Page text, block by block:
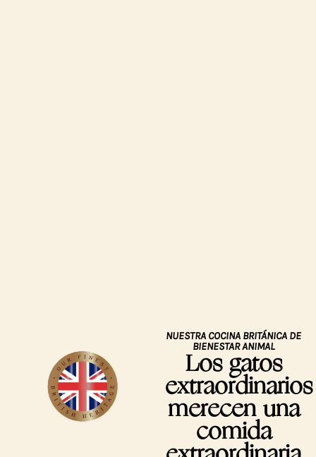
NUESTRA COCINA BRITÁNICA DE
BIENESTAR ANIMAL
Los gatos
extraordinarios
merecen una
comida